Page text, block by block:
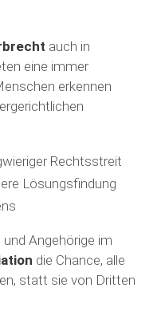
auch in
eine immer
erkennen
Rechtsstreit
Lösungsfindung
Angehörige im
die Chance, alle
statt sie von Dritten